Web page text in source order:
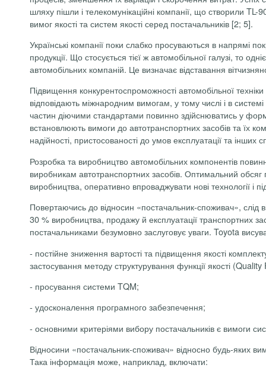
шляху пішли і телекомунікаційні компанії, що створили
вимог якості та систем якості серед постачальників [2; 5].
Українські компанії поки слабко просуваються в
продукції. Що стосується тієї ж автомобільної галузі, то
автомобільних компаній. Це визначає відставання
Підвищення конкурентоспроможності автомобільної
відповідають міжнародним вимогам, у тому числі і в
частин діючими стандартами повинно здійснюватись у
встановлюють вимоги до автотранспортних засобів та їх
надійності, пристосованості до умов експлуатації та інших
Розробка та виробництво автомобільних компонентів
виробникам автотранспортних засобів. Оптимальний
виробництва, оперативно впроваджувати нові технології і
Повертаючись до відносин «постачальник-споживач», слід
30 % виробництва, продажу й експлуатації транспортних
постачальниками безумовно заслуговує уваги. Toyota
- постійне зниження вартості та підвищення якості
застосування методу структурування функції якості (Quality
- просування системи TQM;
- удосконалення програмного забезпечення;
- основними критеріями вибору постачальників є вимоги
Відносини «постачальник-споживач» відносно будь-яких
Така інформація може, наприклад, включати: